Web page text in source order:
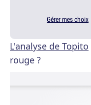
Gérer mes choix
L'analyse de Topito
rouge ?